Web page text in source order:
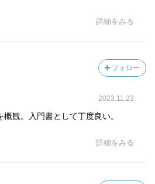
詳細をみる
フォロー
2023.11.23
観。入門書として丁度良い。
詳細をみる